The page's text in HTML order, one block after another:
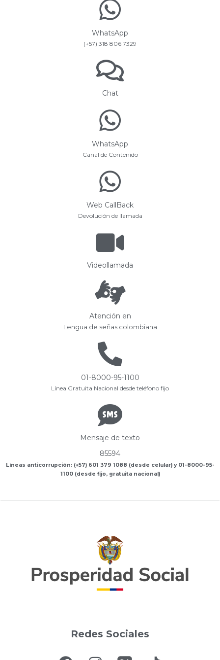
WhatsApp
(+57) 318 806 7329
Chat
WhatsApp
Canal de Contenido
Web CallBack
Devolución de llamada
Videollamada
Atención en
Lengua de señas colombiana
01-8000-95-1100
Línea Gratuita Nacional desde teléfono fijo
Mensaje de texto
85594
Líneas anticorrupción: (+57) 601 379 1088 (desde celular) y 01-8000-95-
1100 (desde fijo, gratuita nacional)
Redes Sociales